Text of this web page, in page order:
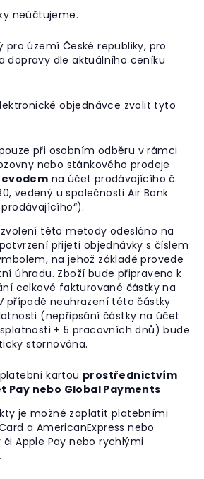
neúčtujeme.
území České republiky, pro
dopravy dle aktuálního ceníku
objednávce zvolit tyto
při osobním odběru v rámci
nebo stánkového prodeje
na účet prodávajícího č.
vedený u společnosti Air Bank
této metody odesláno na
přijetí objednávky s číslem
na jehož základě provede
úhradu. Zboží bude připraveno k
celkové fakturované částky na
případě neuhrazení této částky
(nepřipsání částky na účet
+ 5 pracovních dnů) bude
stornována.
kartou prostřednictvím
Pay nebo Global Payments
je možné zaplatit platebními
a AmericanExpress nebo
či Apple Pay nebo rychlými